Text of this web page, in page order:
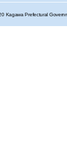
Kagawa Prefectural